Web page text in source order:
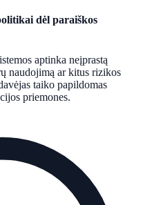
dėl paraiškos
aptinka neįprastą
naudojimą ar kitus rizikos
taiko papildomas
priemones.